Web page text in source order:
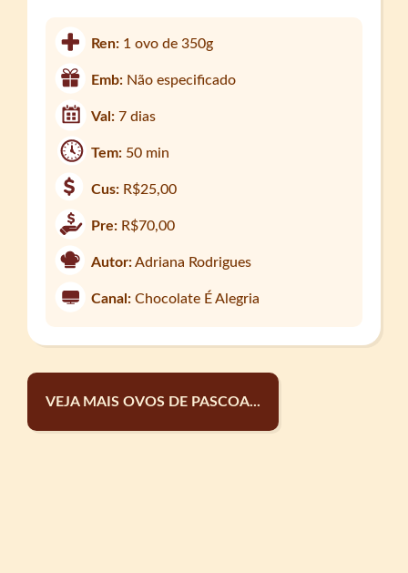
Ren: 1 ovo de 350g
Emb: Não especificado
Val:7 dias
Tem: 50 min
Cus: R$25,00
Pre: R$70,00
Autor:Adriana Rodrigues
Canal: Chocolate É Alegria
VEJA MAIS OVOS DE PASCOA...